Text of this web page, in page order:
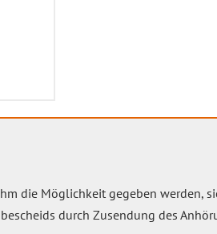
die Möglichkeit gegeben werden,
durch Zusendung des